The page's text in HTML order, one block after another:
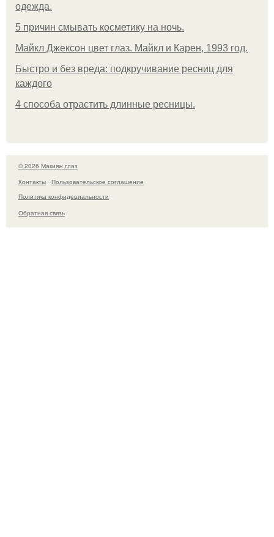
одежда.
5 причин смывать косметику на ночь.
Майкл Джексон цвет глаз. Майкл и Карен, 1993 год.
Быстро и без вреда: подкручивание ресниц для
каждого
4 способа отрастить длинные ресницы.
© 2026 Макияж глаз
Контакты
Пользовательское соглашение
Политика конфидециальности
Обратная связь